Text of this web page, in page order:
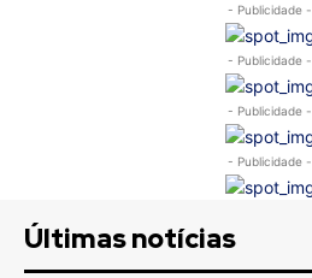
- Publicidade -
- Publicidade -
- Publicidade -
- Publicidade -
Últimas notícias